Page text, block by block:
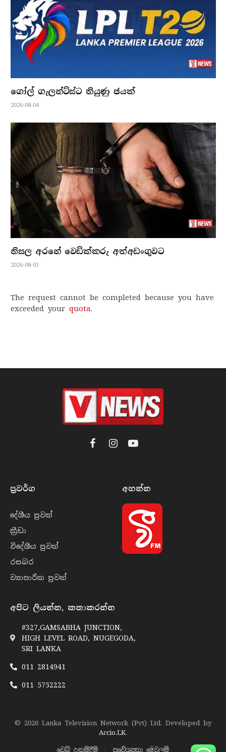
ගෝල් ගැලන්ට්ස්ට තියුණු ජයක්
2026-08-04
නිසල අරනේ වෙඩික්කරු අත්අඩංගුවට
2026-08-03
The request cannot be completed because you have
exceeded your quota.
FacebookInstagramYouTube
ප්‍රවර්​ග
දේශීය පුව​ත්
ක්‍රී​ඩා
විදේශීය පුව​ත්
රසබ​ර
ව්‍යාපාරික පුව​ත්
අහන්​න
අපිට ලියන්න, කතාකරන්න
#327,GAMSABHA JUNCTION,
HIGH LEVEL ROAD, NUGEGODA,
SRI LANKA
011 2814941
011 5752222
© 2026 Lanka Television Network (Pvt) Ltd. Developed by
Accio.LK.
වෙබ් දැනුම්දීම්
ප්‍රවේශ්‍යතා මෙවලම්